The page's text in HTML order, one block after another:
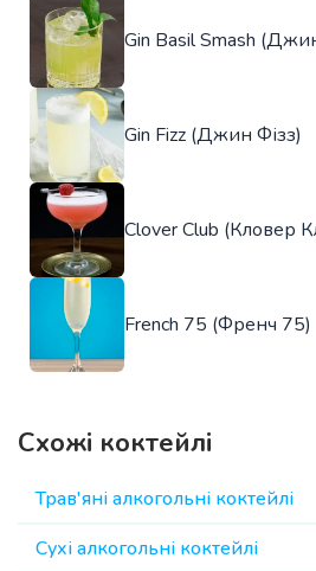
Gin Basil Smash
Gin Fizz (Джин Фізз)
Clover Club (Кловер
French 75 (Френч 75)
Схожі коктейлі
Трав'яні алкогольні коктейлі
Сухі алкогольні коктейлі